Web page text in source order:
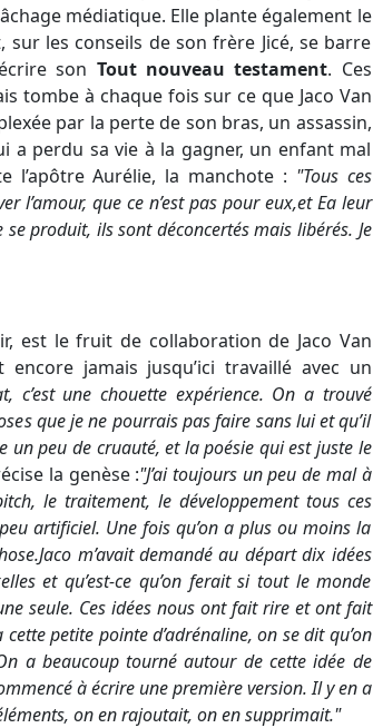
médiatique. Elle plante également le
les conseils de son frère Jicé, se barre
son Tout nouveau testament. Ces
tombe à chaque fois sur ce que Jaco Van
par la perte de son bras, un assassin,
a perdu sa vie à la gagner, un enfant mal
l’apôtre Aurélie, la manchote : "Tous ces
l’amour, que ce n’est pas pour eux,et Ea leur
produit, ils sont déconcertés mais libérés. Je
est le fruit de collaboration de Jaco Van
jamais jusqu’ici travaillé avec un
c’est une chouette expérience. On a trouvé
que je ne pourrais pas faire sans lui et qu’il
peu de cruauté, et la poésie qui est juste le
la genèse :"J’ai toujours un peu de mal à
le traitement, le développement tous ces
artificiel. Une fois qu’on a plus ou moins la
Jaco m’avait demandé au départ dix idées
et qu’est-ce qu’on ferait si tout le monde
seule. Ces idées nous ont fait rire et ont fait
petite pointe d’adrénaline, on se dit qu’on
a beaucoup tourné autour de cette idée de
à écrire une première version. Il y en a
on en rajoutait, on en supprimait."